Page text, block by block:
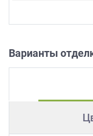
Варианты